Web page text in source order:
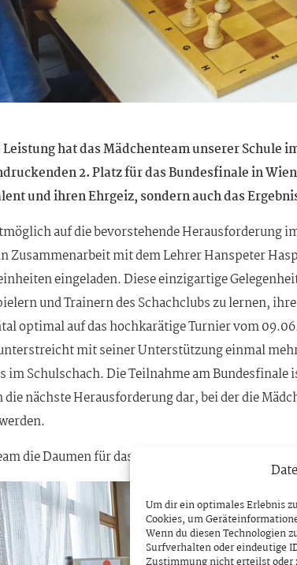
Um dir ein optimales Erlebnis
Cookies, um
Wenn du diesen Technologien
Surfverhalten oder eindeutige
hat das Mädchenteam unserer Schule
2. Platz für das Bundesfinale in
und ihren Ehrgeiz, sondern auch das
auf die bevorstehende Herausforderung
Zusammenarbeit mit dem Lehrer Hanspeter
eingeladen. Diese einzigartige
und Trainern des Schachclubs zu lernen,
optimal auf das hochkarätige Turnier vom
mit seiner Unterstützung einmal
im Schulschach. Die Teilnahme am
nächste Herausforderung dar, bei der die
die Daumen für das Bundesfinale und freuen